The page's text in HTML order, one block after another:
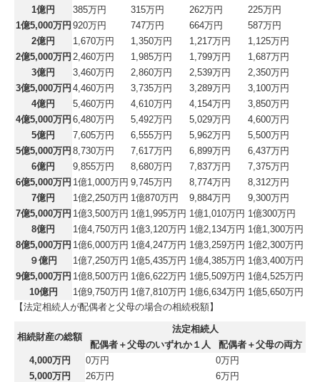
1億円
385万円 315万円 262万円
225万円
1億5,000万円 920万円 747万円 664万円
587万円
2億円
1,670万円 1,350万円 1,217万円
1,125万円
2億5,000万円 2,460万円 1,985万円 1,799万円
1,687万円
3億円
3,460万円 2,860万円 2,539万円
2,350万円
3億5,000万円 4,460万円 3,735万円 3,289万円
3,100万円
4億円
5,460万円 4,610万円 4,154万円
3,850万円
4億5,000万円 6,480万円 5,492万円 5,029万円
4,600万円
5億円
7,605万円 6,555万円 5,962万円
5,500万円
5億5,000万円 8,730万円 7,617万円 6,899万円
6,437万円
6億円
9,855万円 8,680万円 7,837万円
7,375万円
6億5,000万円 1億1,000万円 9,745万円 8,774万円
8,312万円
7億円
1億2,250万円 1億870万円 9,884万円
9,300万円
7億5,000万円 1億3,500万円 1億1,995万円 1億1,010万円 1億300万円
8億円
1億4,750万円 1億3,120万円 1億2,134万円 1億1,300万円
8億5,000万円 1億6,000万円 1億4,247万円 1億3,259万円 1億2,300万円
９億円
1億7,250万円 1億5,435万円 1億4,385万円 1億3,400万円
9億5,000万円 1億8,500万円 1億6,622万円 1億5,509万円 1億4,525万円
10億円
1億9,750万円 1億7,810万円 1億6,634万円 1億5,650万円
【法定相続人が配偶者と父母の場合の相続税額】
相続財産の総額
法定相続人
配偶者＋父母のいずれか１人
配偶者＋父母の両方
4,000万円
0万円
0万円
5,000万円
26万円
6万円